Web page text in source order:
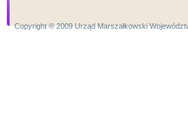
Copyright ® 2009 Urząd Marszałkowski